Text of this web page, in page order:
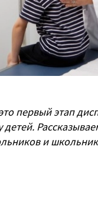
первый этап
и